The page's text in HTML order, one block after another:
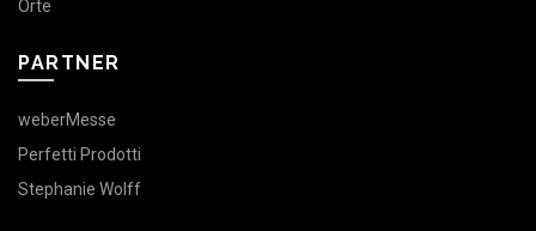
Orte
PARTNER
weberMesse
Perfetti Prodotti
Stephanie Wolff